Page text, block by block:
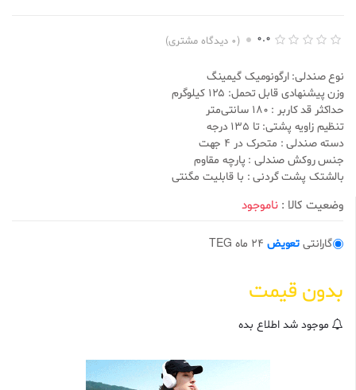
ت
ا
ز
د
ی
0
.
0
ز
ر
س
ا
ت
0.0
(
0 دیدگاه مشتری)
نوع صندلی: ارگونومیک گیمینگ
وزن پیشنهادی قابل تحمل: 125 کیلوگرم
حداکثر قد کاربر : 180 سانتی‌متر
تنظیم زاویه پشتی: تا 135 درجه
دسته صندلی : متحرک در 4 جهت
جنس روکش صندلی : پارچه مقاوم
بالشتک پشت گردنی : با قابلیت مگنتی
وضعیت کالا : ناموجود
گارانتی تعویض
بدون قیمت
موجود شد اطلاع بده